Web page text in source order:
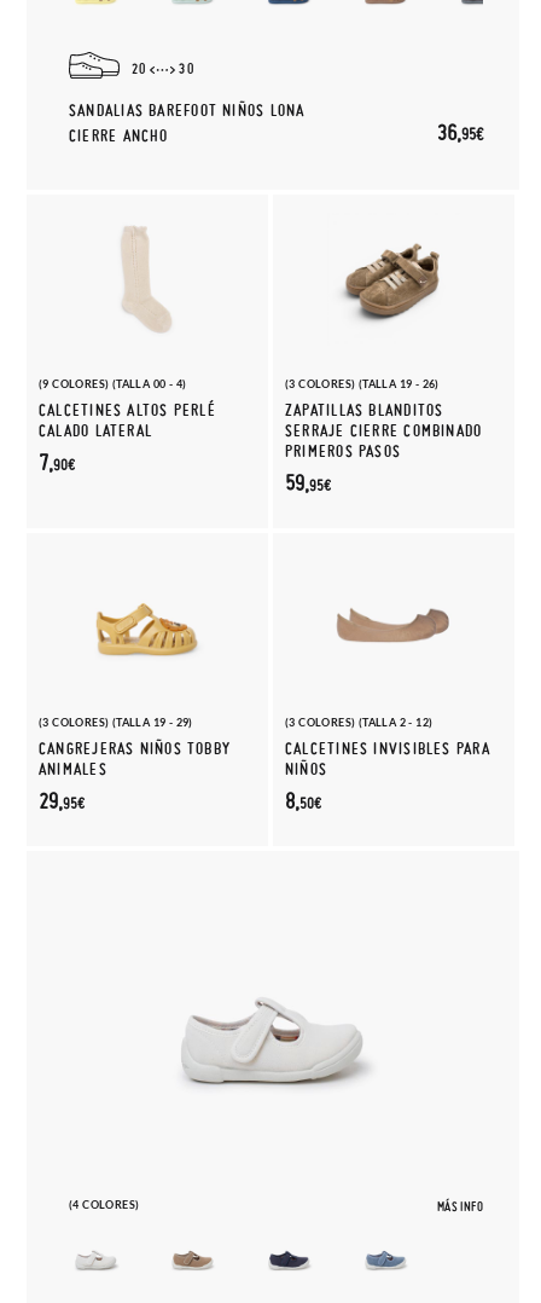
20 30
SANDALIAS BAREFOOT NIÑOS LONA
CIERRE ANCHO
36,95€
(9 COLORES) (TALLA 00 - 4)
CALCETINES ALTOS PERLÉ
CALADO LATERAL
7,90€
(3 COLORES) (TALLA 19 - 26)
ZAPATILLAS BLANDITOS
SERRAJE CIERRE COMBINADO
PRIMEROS PASOS
59,95€
(3 COLORES) (TALLA 19 - 29)
CANGREJERAS NIÑOS TOBBY
ANIMALES
29,95€
(3 COLORES) (TALLA 2 - 12)
CALCETINES INVISIBLES PARA
NIÑOS
8,50€
(4 COLORES) MÁS INFO